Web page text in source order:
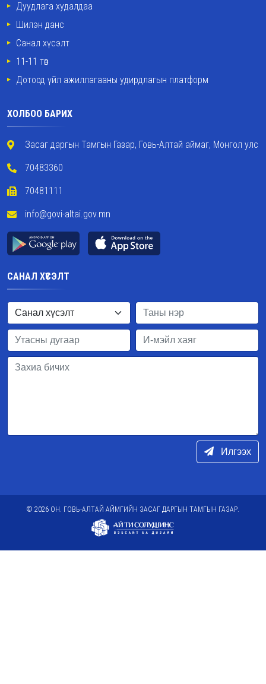
Дуудлага худалдаа
Шилэн данс
Санал хүсэлт
11-11 төв
Дотоод үйл ажиллагааны удирдлагын платформ
ХОЛБОО БАРИХ
Засаг даргын Тамгын Газар, Говь-Алтай аймаг, Монгол улс
70483360
70481111
info@govi-altai.gov.mn
САНАЛ ХҮСЭЛТ
Илгээх
© 2026 ОН. ГОВЬ-АЛТАЙ АЙМГИЙН ЗАСАГ ДАРГЫН ТАМГЫН ГАЗАР.